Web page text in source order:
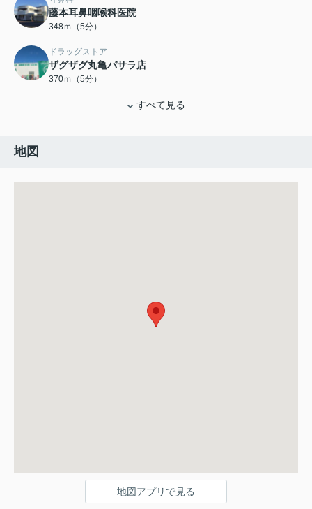
藤本耳鼻咽喉科医院
348ｍ（5分）
ドラッグストア
ザグザグ丸亀バサラ店
370ｍ（5分）
すべて見る
地図
地図アプリで見る